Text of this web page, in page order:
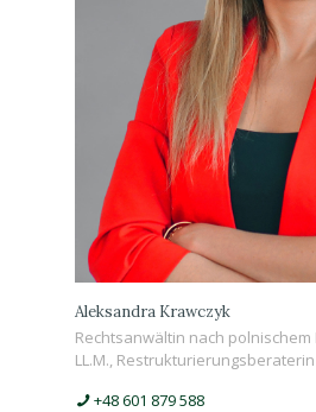
Aleksandra Krawczyk
Rechtsanwältin nach polnischem
LL.M., Restrukturierungsberaterin
+48 601 879 588